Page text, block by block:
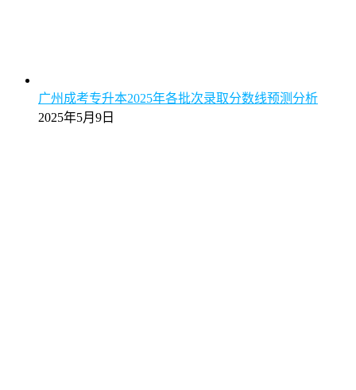
广州成考专升本2025年各批次录取分数线预测分析
2025年5月9日